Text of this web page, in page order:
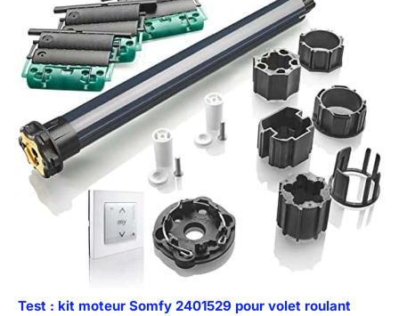
Test : kit moteur Somfy 2401529 pour volet roulant